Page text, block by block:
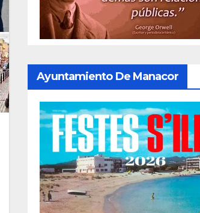
Ayuntamiento De Manacor